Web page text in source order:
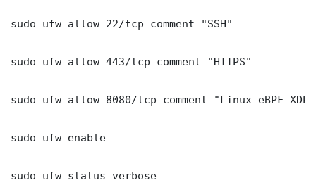
sudo ufw allow 22/tcp comment "SSH"
sudo ufw allow 443/tcp comment "HTTPS"
sudo ufw allow 8080/tcp comment "Linux eBPF
sudo ufw enable
sudo ufw status verbose